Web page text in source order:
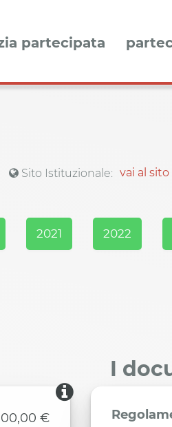
partecipata
Sito Istituzionale: vai al sito
2021 2022
€
I